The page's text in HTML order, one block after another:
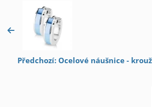
Předchozí: Ocelové náušnice -